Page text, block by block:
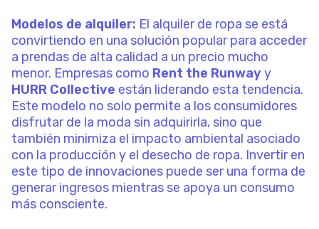
Modelos de alquiler: El alquiler de ropa se está
convirtiendo en una solución popular para acceder
a prendas de alta calidad a un precio mucho
menor. Empresas como Rent the Runway y
HURR Collective están liderando esta tendencia.
Este modelo no solo permite a los consumidores
disfrutar de la moda sin adquirirla, sino que
también minimiza el impacto ambiental asociado
con la producción y el desecho de ropa. Invertir en
este tipo de innovaciones puede ser una forma de
generar ingresos mientras se apoya un consumo
más consciente.